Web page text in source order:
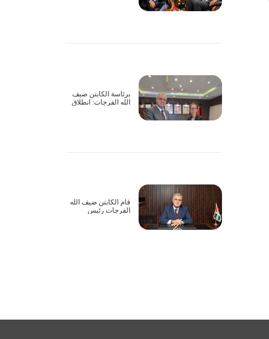
برئاسة الكابتن ضيف
الله الفرجات: انطلاق
قام الكابتن ضيف الله
الفرجات رئيس